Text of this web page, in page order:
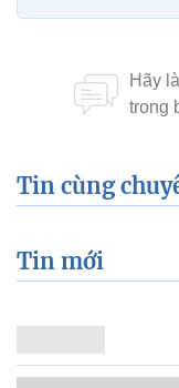
Tin cùng
Tin mới